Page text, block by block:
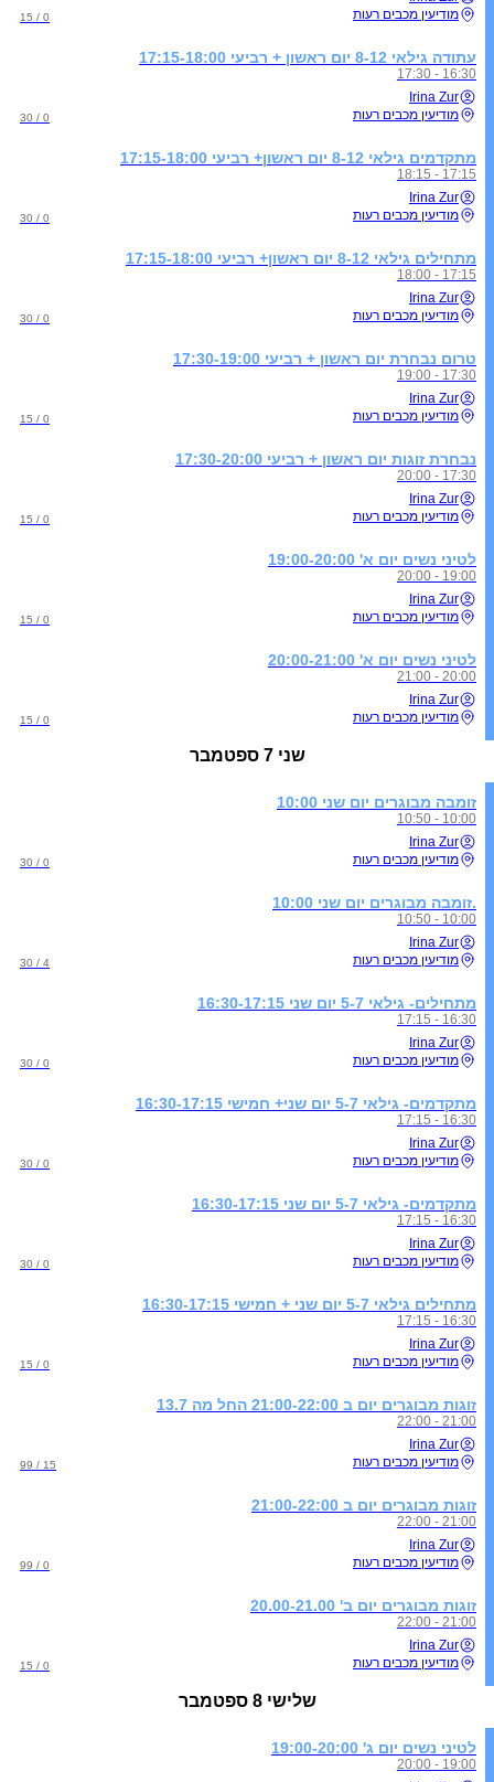
מודיעין מכבים רעות
0 / 15
עתודה גילאי 8-12 יום ראשון + רביעי 17:15-18:00
16:30 - 17:30
Irina Zur
מודיעין מכבים רעות
0 / 30
מתקדמים גילאי 8-12 יום ראשון+ רביעי 17:15-18:00
17:15 - 18:15
Irina Zur
מודיעין מכבים רעות
0 / 30
מתחילים גילאי 8-12 יום ראשון+ רביעי 17:15-18:00
17:15 - 18:00
Irina Zur
מודיעין מכבים רעות
0 / 30
טרום נבחרת יום ראשון + רביעי 17:30-19:00
17:30 - 19:00
Irina Zur
מודיעין מכבים רעות
0 / 15
נבחרת זוגות יום ראשון + רביעי 17:30-20:00
17:30 - 20:00
Irina Zur
מודיעין מכבים רעות
0 / 15
לטיני נשים יום א' 19:00-20:00
19:00 - 20:00
Irina Zur
מודיעין מכבים רעות
0 / 15
לטיני נשים יום א' 20:00-21:00
20:00 - 21:00
Irina Zur
מודיעין מכבים רעות
0 / 15
שני 7 ספטמבר
זומבה מבוגרים יום שני 10:00
10:00 - 10:50
Irina Zur
מודיעין מכבים רעות
0 / 30
.זומבה מבוגרים יום שני 10:00
10:00 - 10:50
Irina Zur
מודיעין מכבים רעות
4 / 30
מתחילים- גילאי 5-7 יום שני 16:30-17:15
16:30 - 17:15
Irina Zur
מודיעין מכבים רעות
0 / 30
מתקדמים- גילאי 5-7 יום שני+ חמישי 16:30-17:15
16:30 - 17:15
Irina Zur
מודיעין מכבים רעות
0 / 30
מתקדמים- גילאי 5-7 יום שני 16:30-17:15
16:30 - 17:15
Irina Zur
מודיעין מכבים רעות
0 / 30
מתחילים גילאי 5-7 יום שני + חמישי 16:30-17:15
16:30 - 17:15
Irina Zur
מודיעין מכבים רעות
0 / 15
זוגות מבוגרים יום ב 21:00-22:00 החל מה 13.7
21:00 - 22:00
Irina Zur
מודיעין מכבים רעות
15 / 99
זוגות מבוגרים יום ב 21:00-22:00
21:00 - 22:00
Irina Zur
מודיעין מכבים רעות
0 / 99
זוגות מבוגרים יום ב' 20.00-21.00
21:00 - 22:00
Irina Zur
מודיעין מכבים רעות
0 / 15
שלישי 8 ספטמבר
לטיני נשים יום ג' 19:00-20:00
19:00 - 20:00